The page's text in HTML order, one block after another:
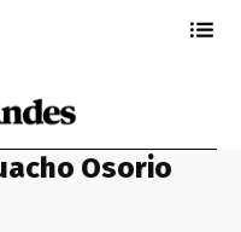
Osorio